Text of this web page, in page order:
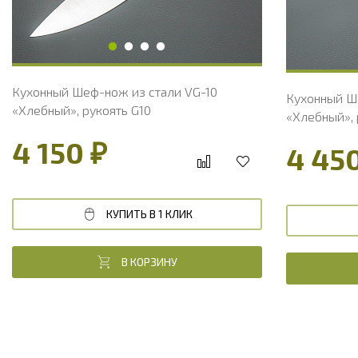
Твердость клинка, HRC
Кухонный Шеф-нож из стали VG-10
«Хлебный», рукоять G10
4 150 ₽
КУПИТЬ В 1 КЛИК
В КОРЗИНУ
Кухонный
«Хлебный»,
4